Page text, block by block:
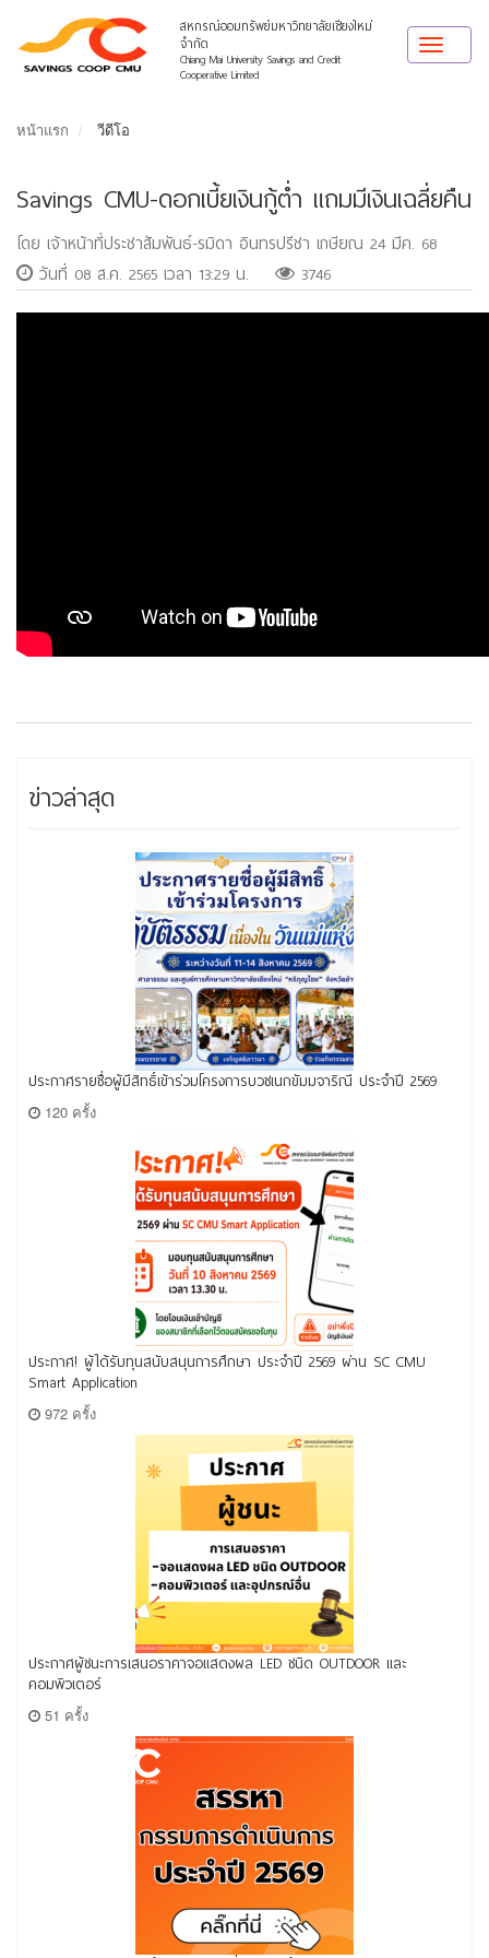
สหกรณ์ออมทรัพย์มหาวิทยาลัยเชียงใหม่
จำกัด
Chiang Mai University Savings and Credit
Cooperative Limited
Toggle
หน้าแรก วีดีโอ
Savings CMU-ดอกเบี้ยเงินกู้ต่ำ แถมมีเงินเฉลี่ยคืน
โดย เจ้าหน้าที่ประชาสัมพันธ์-รมิดา อินทรปรีชา เกษียณ 24 มีค. 68
วันที่ 08 ส.ค. 2565 เวลา 13:29 น.
3746
ข่าวล่าสุด
ประกาศรายชื่อผู้มีสิทธิ์เข้าร่วมโครงการบวชเนกขัมมจาริณี ประจำปี 2569
120 ครั้ง
ประกาศ! ผู้ได้รับทุนสนับสนุนการศึกษา ประจำปี 2569 ผ่าน SC CMU
Smart Application
972 ครั้ง
ประกาศผู้ชนะการเสนอราคาจอแสดงผล LED ชนิด OUTDOOR และ
คอมพิวเตอร์
51 ครั้ง